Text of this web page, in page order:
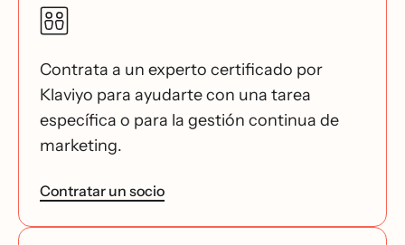
Contrata a un experto certificado por
Klaviyo para ayudarte con una tarea
específica o para la gestión continua de
marketing.
Contratar un socio